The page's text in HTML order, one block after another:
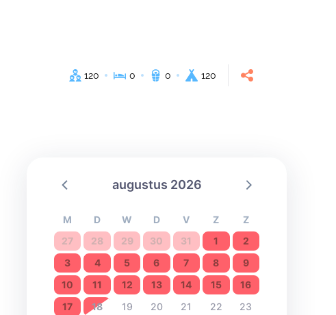
120 0 0 120
augustus 2026
M D W D V Z
Z
27
28 29 30 31 1
2
3
4 5 6 7 8
9
10
11 12 13 14 15
16
17
18 19 20 21 22
23